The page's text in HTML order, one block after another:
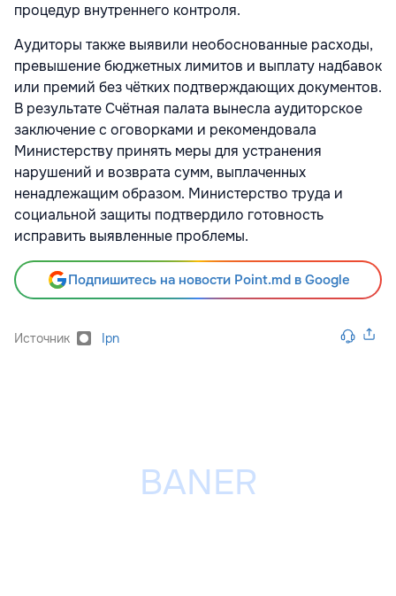
процедур внутреннего контроля.
Аудиторы также выявили необоснованные расходы,
превышение бюджетных лимитов и выплату надбавок
или премий без чётких подтверждающих документов.
В результате Счётная палата вынесла аудиторское
заключение с оговорками и рекомендовала
Министерству принять меры для устранения
нарушений и возврата сумм, выплаченных
ненадлежащим образом. Министерство труда и
социальной защиты подтвердило готовность
исправить выявленные проблемы.
Подпишитесь на новости Point.md в Google
Источник Ipn